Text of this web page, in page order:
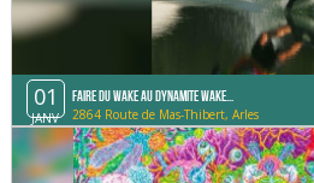
01
JANV
Faire du Wake au Dynamite Wake...
2864 Route de Mas-Thibert, Arles